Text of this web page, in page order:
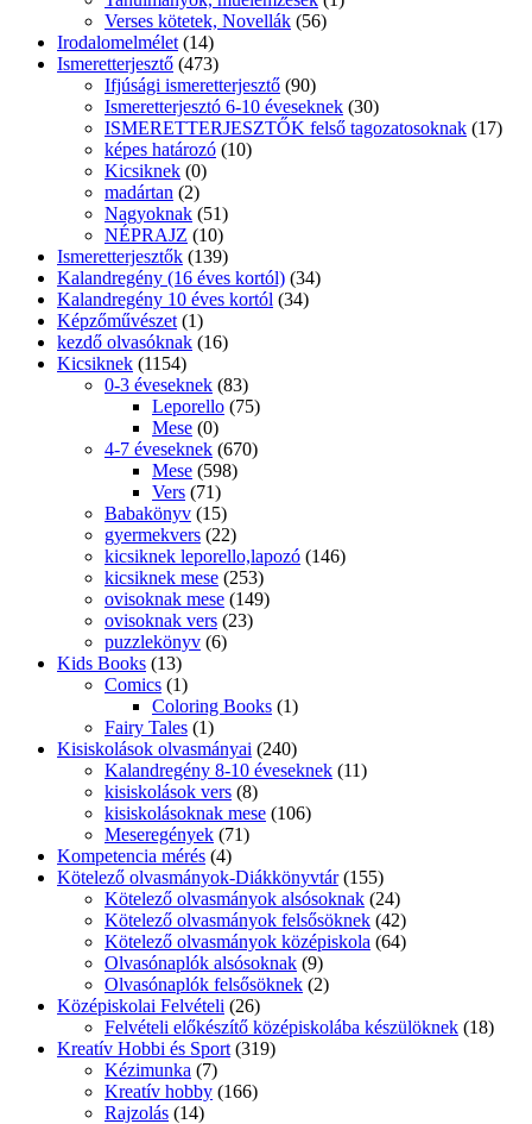
Verses kötetek, Novellák (56)
Irodalomelmélet (14)
Ismeretterjesztő (473)
Ifjúsági ismeretterjesztő (90)
Ismeretterjesztó 6-10 éveseknek (30)
ISMERETTERJESZTŐK felső tagozatosoknak (17)
képes határozó (10)
Kicsiknek (0)
madártan (2)
Nagyoknak (51)
NÉPRAJZ (10)
Ismeretterjesztők (139)
Kalandregény (16 éves kortól) (34)
Kalandregény 10 éves kortól (34)
Képzőművészet (1)
kezdő olvasóknak (16)
Kicsiknek (1154)
0-3 éveseknek (83)
Leporello (75)
Mese (0)
4-7 éveseknek (670)
Mese (598)
Vers (71)
Babakönyv (15)
gyermekvers (22)
kicsiknek leporello,lapozó (146)
kicsiknek mese (253)
ovisoknak mese (149)
ovisoknak vers (23)
puzzlekönyv (6)
Kids Books (13)
Comics (1)
Coloring Books (1)
Fairy Tales (1)
Kisiskolások olvasmányai (240)
Kalandregény 8-10 éveseknek (11)
kisiskolások vers (8)
kisiskolásoknak mese (106)
Meseregények (71)
Kompetencia mérés (4)
Kötelező olvasmányok-Diákkönyvtár (155)
Kötelező olvasmányok alsósoknak (24)
Kötelező olvasmányok felsősöknek (42)
Kötelező olvasmányok középiskola (64)
Olvasónaplók alsósoknak (9)
Olvasónaplók felsősöknek (2)
Középiskolai Felvételi (26)
Felvételi előkészítő középiskolába készülöknek (18)
Kreatív Hobbi és Sport (319)
Kézimunka (7)
Kreatív hobby (166)
Rajzolás (14)